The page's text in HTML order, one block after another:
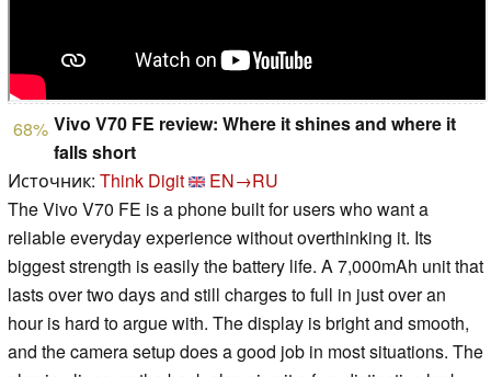
68% Vivo V70 FE review: Where it shines and where it
falls short
Источник: Think Digit
EN→RU
The Vivo V70 FE is a phone built for users who want a
reliable everyday experience without overthinking it. Its
biggest strength is easily the battery life. A 7,000mAh unit that
lasts over two days and still charges to full in just over an
hour is hard to argue with. The display is bright and smooth,
and the camera setup does a good job in most situations. The